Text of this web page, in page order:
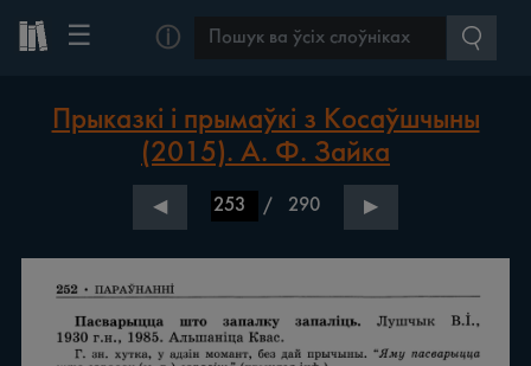
☰ ⓘ
Прыказкі і прымаўкі з Косаўшчыны
(2015). А. Ф. Зайка
◀ / 290 ▶